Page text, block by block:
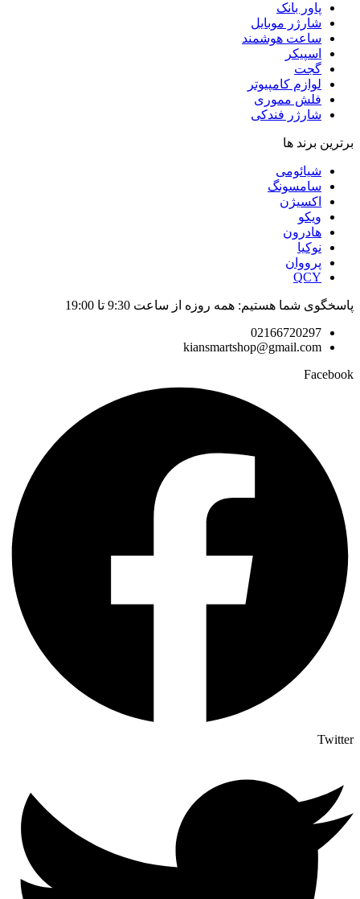
پاور بانک
شارژر موبایل
ساعت هوشمند
اسپیکر
گجت
لوازم کامپیوتر
فلش مموری
شارژر فندکی
برترین برند ها
شیائومی
سامسونگ
اکسیژن
ویکو
هادرون
نوکیا
پرووان
QCY
پاسخگوی شما هستیم: همه روزه از ساعت 9:30 تا 19:00
02166720297
kiansmartshop@gmail.com
Facebook
Twitter